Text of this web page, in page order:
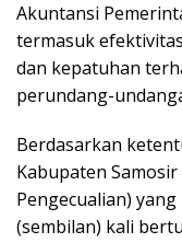
Akuntansi
termasuk
dan kepatuhan
perundang-
Berdasarkan
Kabupaten
Pengecualian)
(sembilan) kali